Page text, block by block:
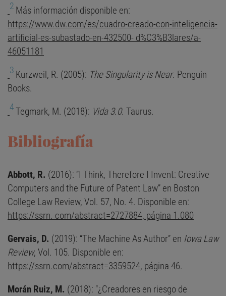
2 Más información disponible en:
https://www.dw.com/es/cuadro-creado-con-inteligencia-
artificial-es-subastado-en-432500- d%C3%B3lares/a-
46051181
3 Kurzweil, R. (2005): The Singularity is Near. Penguin
Books.
4Tegmark, M. (2018): Vida 3.0. Taurus.
Bibliografía
Abbott, R. (2016): “I Think, Therefore I Invent: Creative
Computers and the Future of Patent Law” en Boston
College Law Review, Vol. 57, No. 4. Disponible en:
https://ssrn. com/abstract=2727884, página 1.080
Gervais, D. (2019): “The Machine As Author” en Iowa Law
Review, Vol. 105. Disponible en:
https://ssrn.com/abstract=3359524, página 46.
Morán Ruiz, M. (2018): “¿Creadores en riesgo de